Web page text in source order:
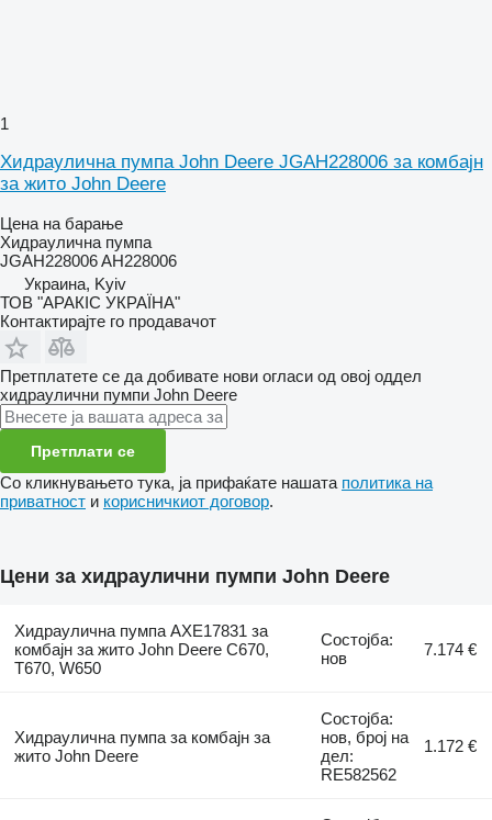
1
Хидраулична пумпа John Deere JGAH228006 за комбајн
за жито John Deere
Цена на барање
Хидраулична пумпа
JGAH228006 AH228006
Украина, Kyiv
ТОВ "АРАКІС УКРАЇНА"
Контактирајте го продавачот
Претплатете се да добивате нови огласи од овој оддел
хидраулични пумпи John Deere
Претплати се
Со кликнувањето тука, ја прифаќате нашата политика на
приватност и корисничкиот договор.
Цени за хидраулични пумпи John Deere
Хидраулична пумпа AXE17831 за
комбајн за жито John Deere С670,
T670, W650
Состојба:
нов
7.174 €
Хидраулична пумпа за комбајн за
жито John Deere
Состојба:
нов, број на
дел:
RE582562
1.172 €